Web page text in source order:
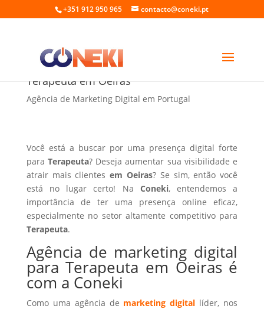
+351 912 950 965 contacto@coneki.pt
Agência de marketing digital para
Terapeuta em Oeiras
Agência de Marketing Digital em Portugal
Você está a buscar por uma presença digital forte
paraTerapeuta? Deseja aumentar sua visibilidade e
atrair mais clientesem Oeiras? Se sim, então você
está no lugar certo! Na Coneki, entendemos a
importância de ter uma presença online eficaz,
especialmente no setor altamente competitivo para
Terapeuta.
Agência de marketing digital
para Terapeuta em Oeiras é
com a Coneki
Como uma agência de marketing digital líder, nos